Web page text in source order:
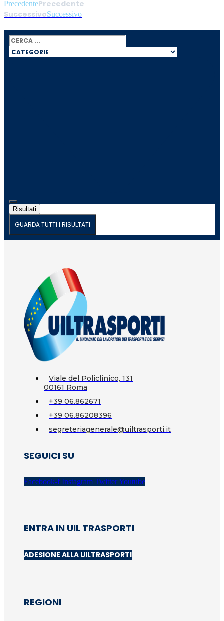
PrecedentePrecedente
SuccessivoSuccessivo
Search
...
Risultati
GUARDA TUTTI I RISULTATI
Viale del Policlinico, 131
00161 Roma
+39 06.862671
+39 06.86208396
segreteriagenerale@uiltrasporti.it
SEGUICI SU
Facebook-f Instagram TwitterYoutube
ENTRA IN UIL TRASPORTI
ADESIONE ALLA UILTRASPORTI
REGIONI